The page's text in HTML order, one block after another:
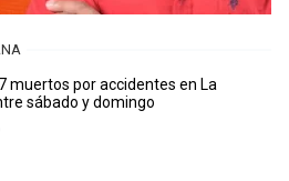
muertos por accidentes en La
sábado y domingo